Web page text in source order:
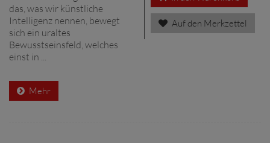
das, was wir künstliche
Intelligenz nennen, bewegt
sich ein uraltes
Bewusstseinsfeld, welches
einst in ...
Mehr
Auf den Merkzettel